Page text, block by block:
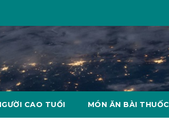
CAO TUỔI MÓN ĂN BÀI THUỐC